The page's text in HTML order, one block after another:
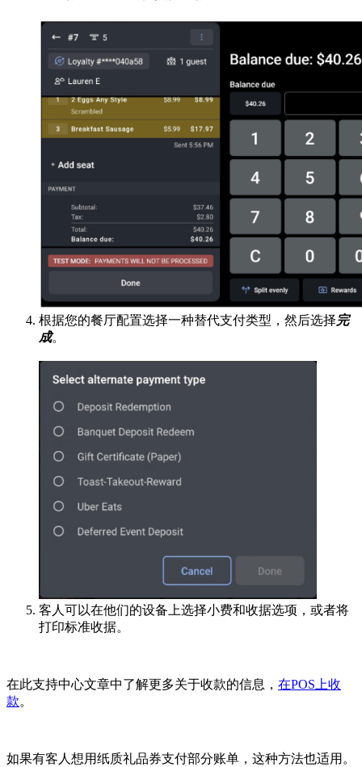
根据您的餐厅配置选择一种替代支付类型，然后选择完
成。
客人可以在他们的设备上选择小费和收据选项，或者将
打印标准收据。
在此支持中心文章中了解更多关于收款的信息， 在POS上收
款。
如果有客人想用纸质礼品券支付部分账单，这种方法也适用。